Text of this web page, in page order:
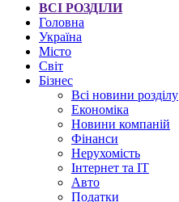
ВСІ РОЗДІЛИ
Головна
Україна
Місто
Світ
Бізнес
Всі новини розділу
Економіка
Новини компаній
Фінанси
Нерухомість
Інтернет та IT
Авто
Податки